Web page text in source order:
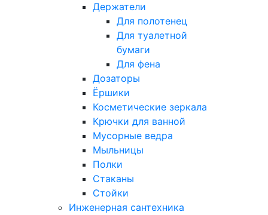
Держатели
Для полотенец
Для туалетной
бумаги
Для фена
Дозаторы
Ёршики
Косметические зеркала
Крючки для ванной
Мусорные ведра
Мыльницы
Полки
Стаканы
Стойки
Инженерная сантехника